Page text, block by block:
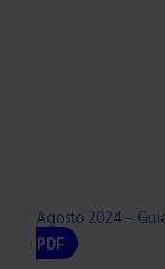
Agosto 2024 –
PDF